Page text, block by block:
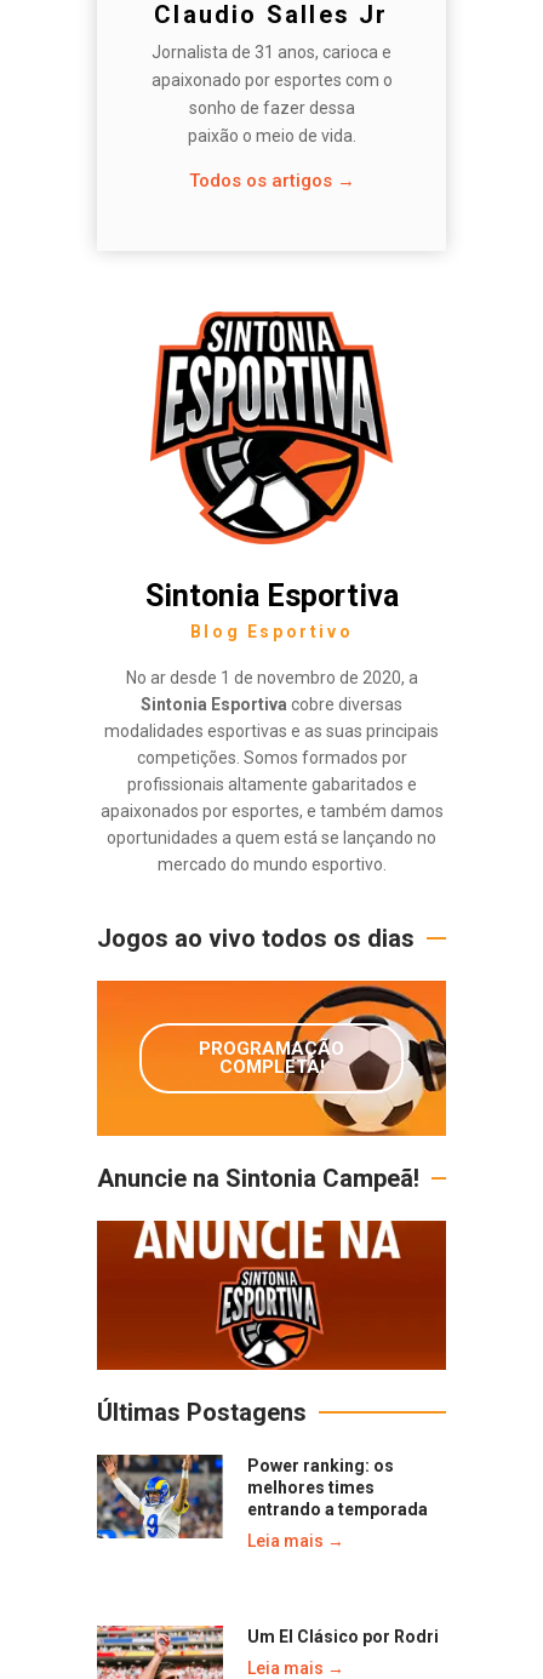
Claudio Salles Jr
Jornalista de 31 anos, carioca e
apaixonado por esportes com o
sonho de fazer dessa
paixão o meio de vida.
Todos os artigos →
Sintonia Esportiva
Blog Esportivo
No ar desde 1 de novembro de 2020, a
Sintonia Esportiva cobre diversas
modalidades esportivas e as suas principais
competições. Somos formados por
profissionais altamente gabaritados e
apaixonados por esportes, e também damos
oportunidades a quem está se lançando no
mercado do mundo esportivo.
Jogos ao vivo todos os dias
PROGRAMAÇÃO
COMPLETA!
Anuncie na Sintonia Campeã!
Últimas Postagens
Power ranking: os
melhores times
entrando a temporada
Leia mais →
Um El Clásico por Rodri
Leia mais →